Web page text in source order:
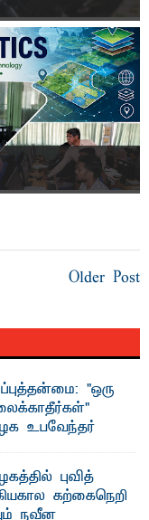
Older Post
"ஒரு
–
உபவேந்தர்
கனவு என்னால்
மாணவரும் ...
புவித்
கற்கைநெறி
நவீன